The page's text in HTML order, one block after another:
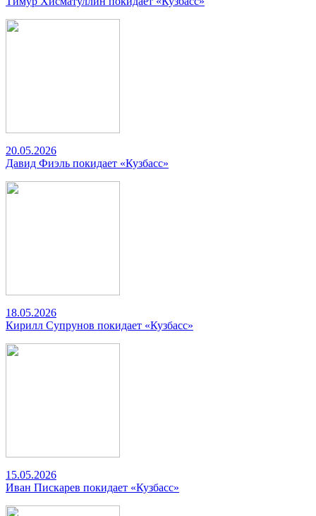
20.05.2026
Давид Фиэль покидает «Кузбасс»
18.05.2026
Кирилл Супрунов покидает «Кузбасс»
15.05.2026
Иван Пискарев покидает «Кузбасс»